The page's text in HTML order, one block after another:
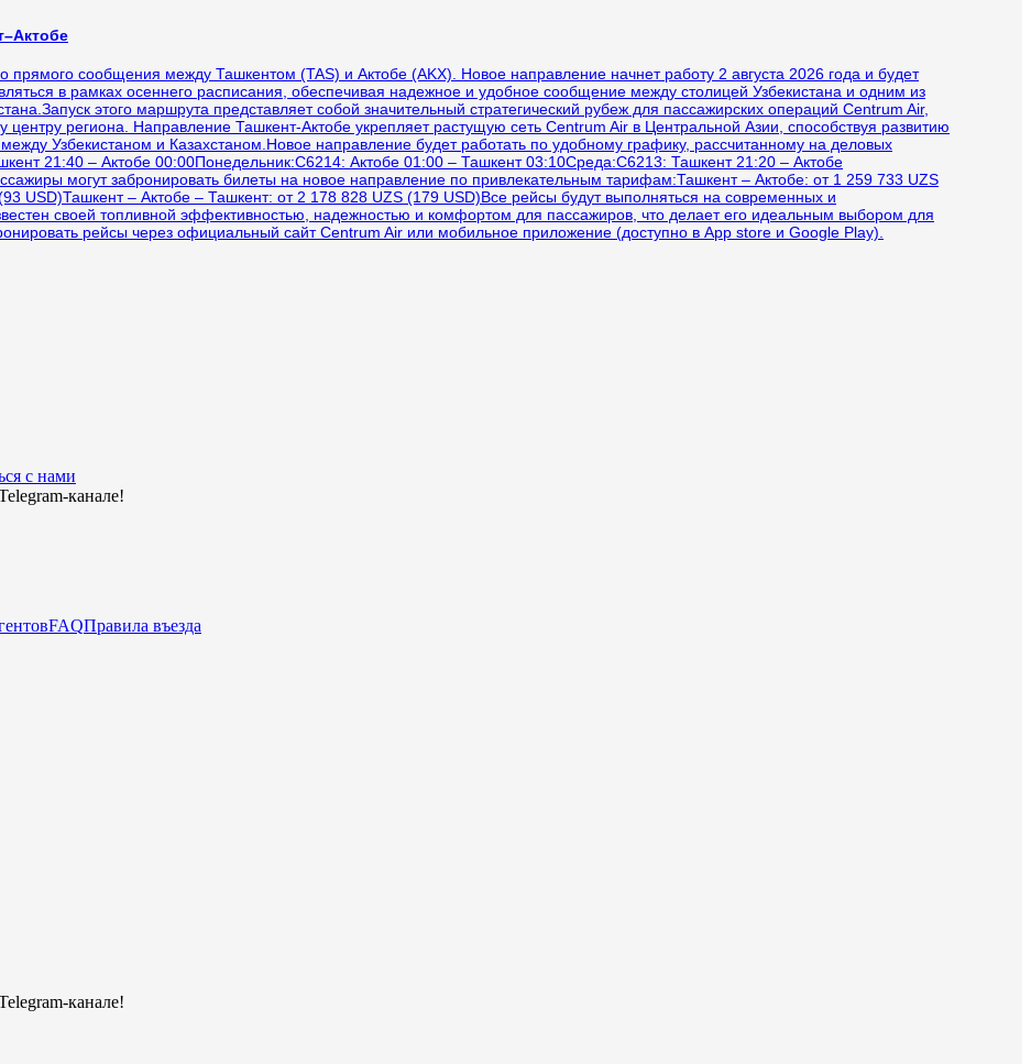
прямого сообщения между Ташкентом (TAS) и Актобе (AKX). Новое направление начнет работу 2 августа 2026 года и будет
в рамках осеннего расписания, обеспечивая надежное и удобное сообщение между столицей Узбекистана и одним из
этого маршрута представляет собой значительный стратегический рубеж для пассажирских операций Centrum Air,
региона. Направление Ташкент-Актобе укрепляет растущую сеть Centrum Air в Центральной Азии, способствуя развитию
Узбекистаном и Казахстаном.Новое направление будет работать по удобному графику, рассчитанному на деловых
21:40 – Актобе 00:00Понедельник:C6214: Актобе 01:00 – Ташкент 03:10Среда:C6213: Ташкент 21:20 – Актобе
могут забронировать билеты на новое направление по привлекательным тарифам:Ташкент – Актобе: от 1 259 733 UZS
USD)Ташкент – Актобе – Ташкент: от 2 178 828 UZS (179 USD)Все рейсы будут выполняться на современных и
своей топливной эффективностью, надежностью и комфортом для пассажиров, что делает его идеальным выбором для
рейсы через официальный сайт Centrum Air или мобильное приложение (доступно в App store и Google Play).
с нами
канале!
FAQПравила въезда
канале!